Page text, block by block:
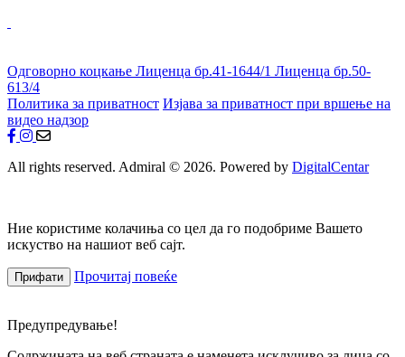
Одговорно коцкање Лиценца бр.41-1644/1 Лиценца бр.50-
613/4
Политика за приватност Изјава за приватност при вршење на
видео надзор
All rights reserved. Admiral © 2026. Powered by DigitalCentar
Ние користиме колачиња со цел да го подобриме Вашето
искуство на нашиот веб сајт.
Прифати Прочитај повеќе
Предупредување!